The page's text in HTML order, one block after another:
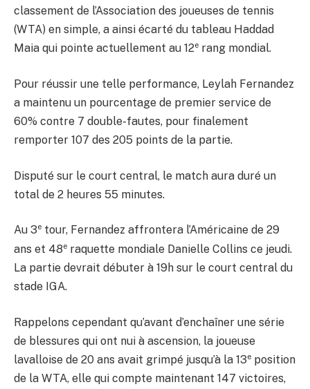
classement de l’Association des joueuses de tennis
(WTA) en simple, a ainsi écarté du tableau Haddad
Maia qui pointe actuellement au 12e rang mondial.
Pour réussir une telle performance, Leylah Fernandez
a maintenu un pourcentage de premier service de
60% contre 7 double-fautes, pour finalement
remporter 107 des 205 points de la partie.
Disputé sur le court central, le match aura duré un
total de 2 heures 55 minutes.
Au 3e tour, Fernandez affrontera l’Américaine de 29
ans et 48e raquette mondiale Danielle Collins ce jeudi.
La partie devrait débuter à 19h sur le court central du
stade IGA.
Rappelons cependant qu’avant d’enchaîner une série
de blessures qui ont nui à ascension, la joueuse
lavalloise de 20 ans avait grimpé jusqu’à la 13e position
de la WTA, elle qui compte maintenant 147 victoires,